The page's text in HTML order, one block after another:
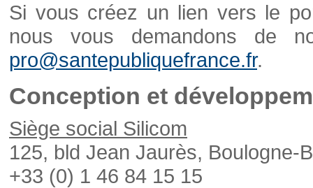
Si vous créez un lien vers le
nous vous demandons de
pro@santepubliquefrance.fr.
Conception et
Siège social Silicom
125, bld Jean Jaurès, Boulogne-
+33 (0) 1 46 84 15 15